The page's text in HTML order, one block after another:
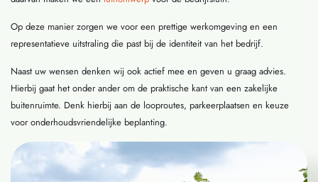
Op deze manier zorgen we voor een prettige werkomgeving en een
representatieve uitstraling die past bij de identiteit van het bedrijf.
Naast uw wensen denken wij ook actief mee en geven u graag advies.
Hierbij gaat het onder ander om de praktische kant van een zakelijke
buitenruimte. Denk hierbij aan de looproutes, parkeerplaatsen en keuze
voor onderhoudsvriendelijke beplanting.